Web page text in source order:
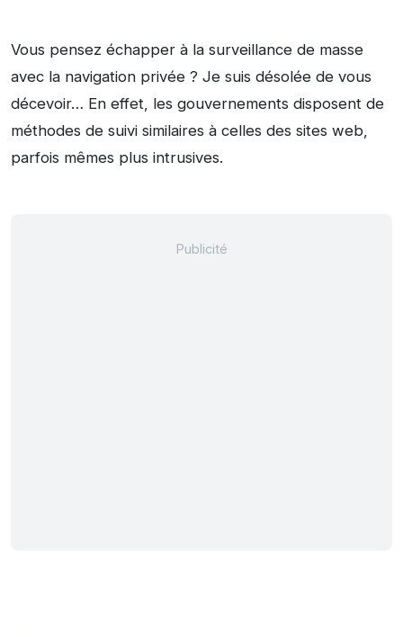
Vous pensez échapper à la surveillance de masse
avec la navigation privée ? Je suis désolée de vous
décevoir… En effet, les gouvernements disposent de
méthodes de suivi similaires à celles des sites web,
parfois mêmes plus intrusives.